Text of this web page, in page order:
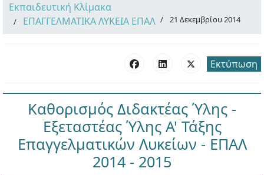
Εκπαιδευτική Κλίμακα
ΕΠΑΓΓΕΛΜΑΤΙΚΑ ΛΥΚΕΙΑ ΕΠΑΛ
21 Δεκεμβρίου 2014
Εκτύπωση
Καθορισμός Διδακτέας Ύλης -
Εξεταστέας Ύλης Α' Τάξης
Επαγγελματικών Λυκείων - ΕΠΑΛ
2014 - 2015